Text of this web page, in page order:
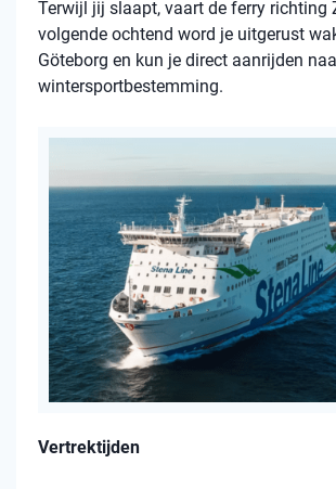
Terwijl jij slaapt, vaart de ferry richting
volgende ochtend word je uitgerust
Göteborg en kun je direct aanrijden
wintersportbestemming.
Vertrektijden